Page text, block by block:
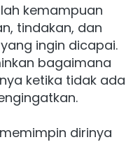
kemampuan
tindakan, dan
ingin dicapai.
bagaimana
ketika tidak ada
dirinya